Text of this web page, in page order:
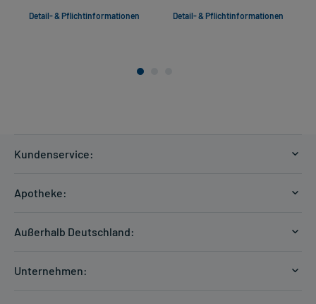
Detail- & Pflichtinformationen Detail- & Pflichtinformationen
Kundenservice:
Hilfe
Apotheke:
Außerhalb Deutschland:
Unternehmen: